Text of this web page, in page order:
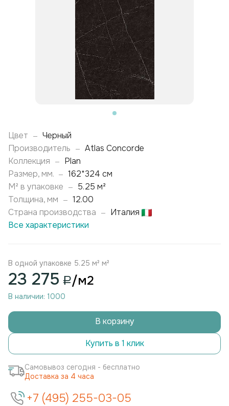
Цвет — Черный
Производитель
— Atlas Concorde
Коллекция
—
Plan
Размер, мм. — 162*324 см
М² в упаковке
—
5.25 м²
Толщина, мм
— 12.00
Страна производства
—
Италия
Все характеристики
В одной упаковке 5.25 м² м²
23 275 /м2
В наличии: 1000
В корзину
Купить в 1 клик
Самовывоз сегодня - бесплатно
Доставка за 4 часа
+7 (495) 255-03-05